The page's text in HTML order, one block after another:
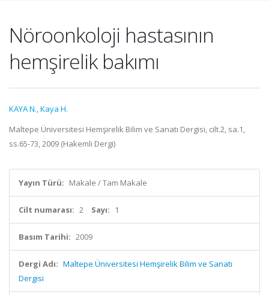
Nöroonkoloji hastasının
hemşirelik bakımı
KAYA N.,Kaya H.
Maltepe Üniversitesi Hemşirelik Bilim ve Sanatı Dergisi, cilt.2, sa.1,
ss.65-73, 2009 (Hakemli Dergi)
Yayın Türü: Makale / Tam Makale
Cilt numarası: 2 Sayı: 1
Basım Tarihi: 2009
Dergi Adı: Maltepe Üniversitesi Hemşirelik Bilim ve Sanatı
Dergisi